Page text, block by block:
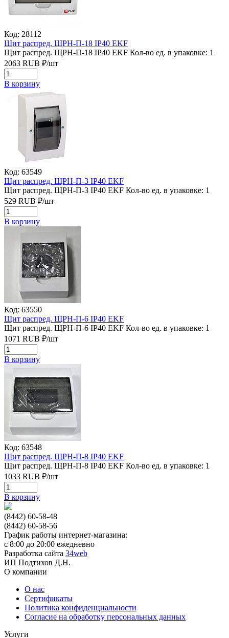
Код: 28112
Щит распред. ЩРН-П-18 IP40 EKF
Щит распред. ЩРН-П-18 IP40 EKF Кол-во ед. в упаковке: 1
2063 RUB ₽/шт
В корзину
Код: 63549
Щит распред. ЩРН-П-3 IP40 EKF
Щит распред. ЩРН-П-3 IP40 EKF Кол-во ед. в упаковке: 1
529 RUB ₽/шт
В корзину
Код: 63550
Щит распред. ЩРН-П-6 IP40 EKF
Щит распред. ЩРН-П-6 IP40 EKF Кол-во ед. в упаковке: 1
1071 RUB ₽/шт
В корзину
Код: 63548
Щит распред. ЩРН-П-8 IP40 EKF
Щит распред. ЩРН-П-8 IP40 EKF Кол-во ед. в упаковке: 1
1033 RUB ₽/шт
В корзину
(8442) 60-58-48
(8442) 60-58-56
График работы интернет-магазина:
с 8:00 до 20:00 ежедневно
Разработка сайта 34web
ИП Подтихов Д.Н.
О компании
О нас
Сертификаты
Политика конфиденциальности
Согласие на обработку персональных данных
Услуги